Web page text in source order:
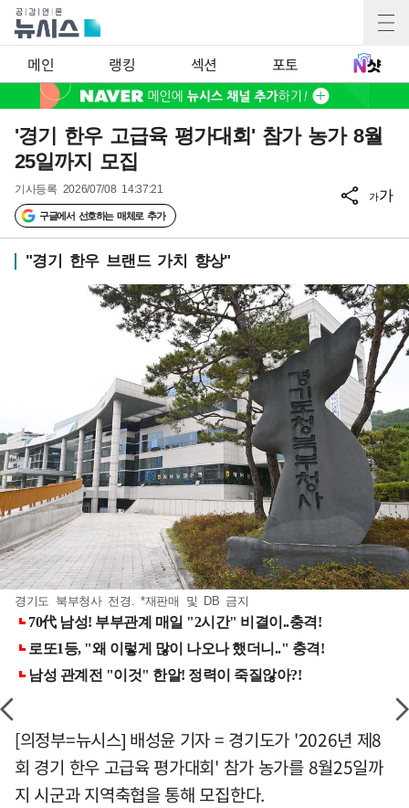
메인 랭킹 섹션 포토
'경기 한우 고급육 평가대회' 참가 농가 8월
25일까지 모집
기사등록 2026/07/08 14:37:21
구글에서 선호하는 매체로 추가
가가
"경기 한우 브랜드 가치 향상"
경기도 북부청사 전경. *재판매 및 DB 금지
[의정부=뉴시스] 배성윤 기자 = 경기도가 '2026년 제8
회 경기 한우 고급육 평가대회' 참가 농가를 8월25일까
지 시군과 지역축협을 통해 모집한다.